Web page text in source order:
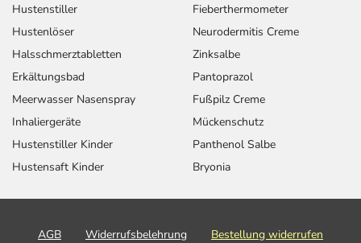
Hustenstiller
Hustenlöser
Halsschmerztabletten
Erkältungsbad
Meerwasser Nasenspray
Inhaliergeräte
Hustenstiller Kinder
Hustensaft Kinder
Fieberthermometer
Neurodermitis Creme
Zinksalbe
Pantoprazol
Fußpilz Creme
Mückenschutz
Panthenol Salbe
Bryonia
AGB Widerrufsbelehrung
Bestellung widerrufen